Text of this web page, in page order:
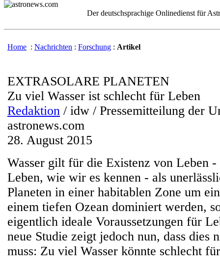
Der deutschsprachige Onlinedienst für
Home : Nachrichten : Forschung : Artikel
EXTRASOLARE PLANETEN
Zu viel Wasser ist schlecht für Leben
Redaktion / idw / Pressemitteilung der
astronews.com
28. August 2015
Wasser gilt für die Existenz von Leben
Leben, wie wir es kennen - als
Planeten in einer habitablen Zone um
einem tiefen Ozean dominiert werden,
eigentlich ideale Voraussetzungen für
neue Studie zeigt jedoch nun, dass dies
muss: Zu viel Wasser könnte schlecht